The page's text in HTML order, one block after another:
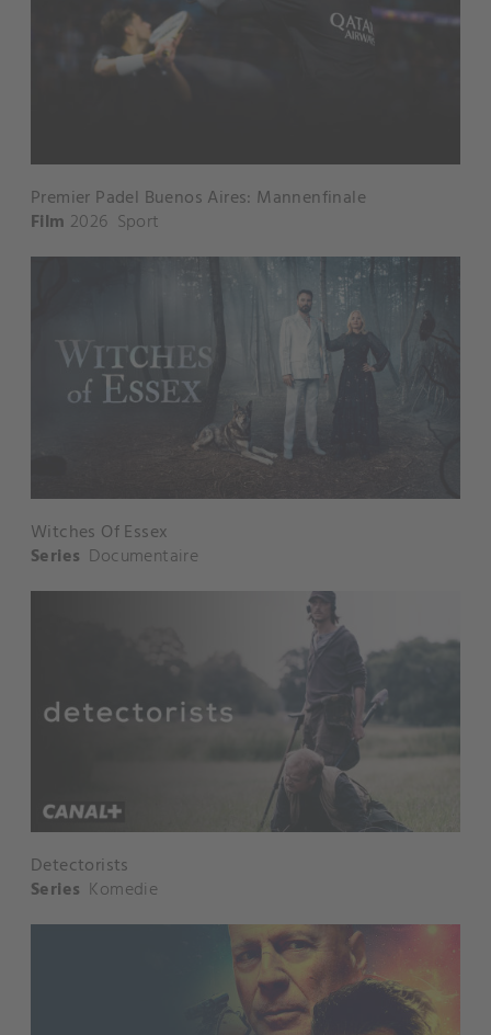
Premier Padel Buenos Aires: Mannenfinale
Film 2026 Sport
Witches Of Essex
Series Documentaire
Detectorists
Series Komedie